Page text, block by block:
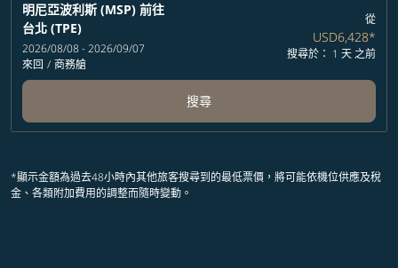
明尼亞波利斯 (MSP) 前往
台北 (TPE)
2026/08/08 - 2026/09/07
來回 / 商務艙
從
USD6,428*
搜尋於： 1 天 之前
搜尋
*顯示金額為過去48小時內其他旅客搜尋到的最低票價，將可能依機位供應及稅
金、各類附加費用的調整而隨時變動。